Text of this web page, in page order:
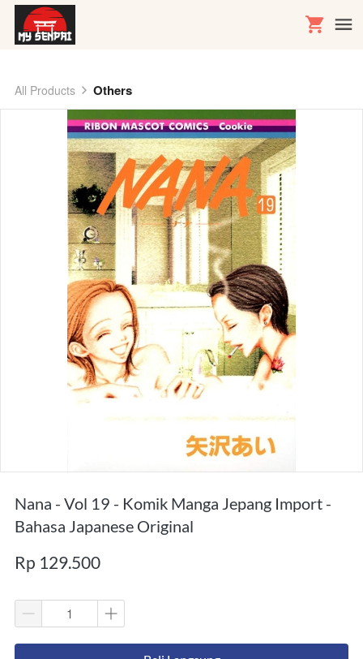
All Products Others
Nana - Vol 19 - Komik Manga Jepang Import -
Bahasa Japanese Original
Rp 129.500